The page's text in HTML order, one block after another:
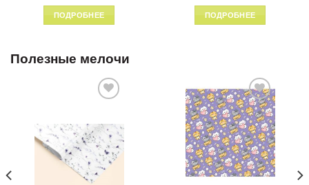
ПОДРОБНЕЕ ПОДРОБНЕЕ
Полезные мелочи
желаний
Добавить
в список
желаний